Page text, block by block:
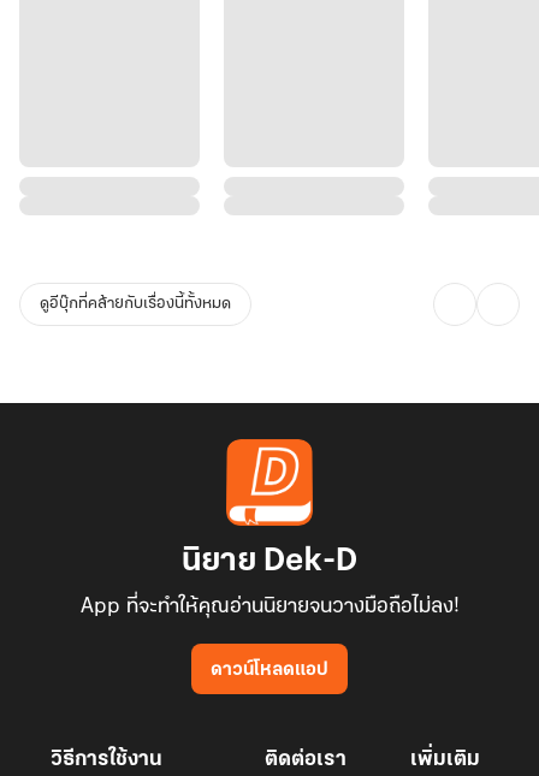
ดูอีบุ๊กที่คล้ายกับเรื่องนี้ทั้งหมด
นิยาย Dek-D
App ที่จะทำให้คุณอ่านนิยายจนวางมือถือไม่ลง!
ดาวน์โหลดแอป
วิธีการใช้งาน ติดต่อเรา เพิ่มเติม